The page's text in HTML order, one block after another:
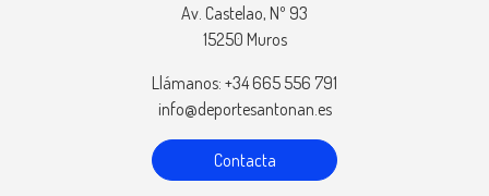
Av. Castelao, Nº 93
15250 Muros
Llámanos: +34 665 556 791
info@deportesantonan.es
Contacta